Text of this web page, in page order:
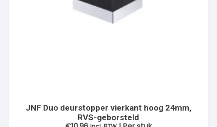
JNF Duo deurstopper vierkant hoog 24mm,
RVS-geborsteld